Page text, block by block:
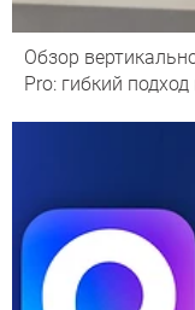
Обзор
Pro: гибкий подход